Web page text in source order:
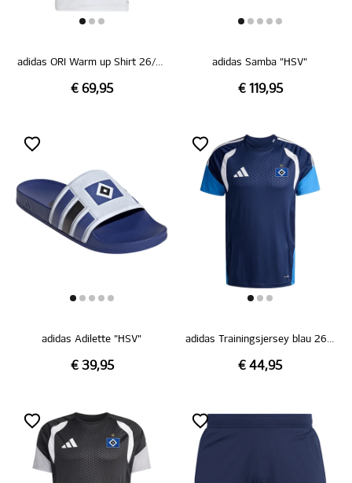
adidas ORI Warm up Shirt 26/27
€ 69,95
adidas Samba "HSV"
€ 119,95
adidas Adilette "HSV"
€ 39,95
adidas Trainingsjersey blau 26/27
€ 44,95